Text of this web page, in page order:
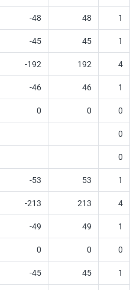
-48 48 1
-45 45 1
-192 192 4
-46 46 1
0 0 0
0
0
-53 53 1
-213 213 4
-49 49 1
0 0 0
-45 45 1